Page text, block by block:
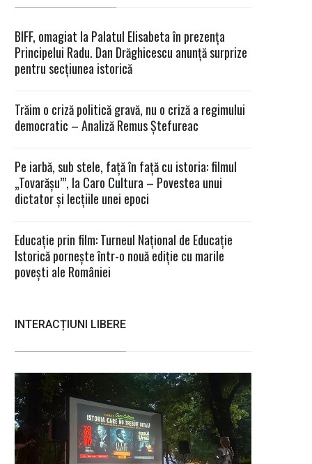
BIFF, omagiat la Palatul Elisabeta în prezența
Principelui Radu. Dan Drăghicescu anunță surprize
pentru secțiunea istorică
Trăim o criză politică gravă, nu o criză a regimului
democratic – Analiză Remus Ștefureac
Pe iarbă, sub stele, față în față cu istoria: filmul
„Tovarășu’”, la Caro Cultura – Povestea unui
dictator și lecțiile unei epoci
Educație prin film: Turneul Național de Educație
Istorică pornește într-o nouă ediție cu marile
povești ale României
INTERACȚIUNI LIBERE